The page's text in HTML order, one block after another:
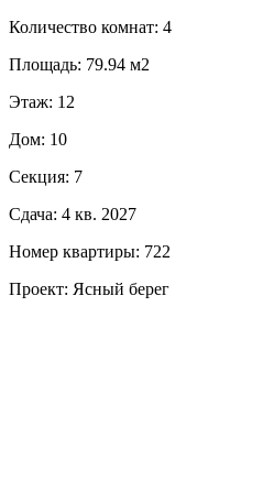
Количество комнат: 4
Площадь: 79.94 м2
Этаж: 12
Дом: 10
Секция: 7
Сдача: 4 кв. 2027
Номер квартиры: 722
Проект: Ясный берег